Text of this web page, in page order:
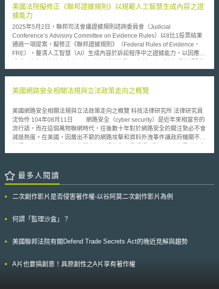
島及偏遠地區；3. 對於病況穩定之病患，在確保緊急對應處理及聯絡體制
下，以「別表」列舉適用之慢性疾病（例如：居家氧氣治療病患）為對象。
但是本來只是例式規定的「非初診」「離島及偏遠地區」、「特定慢性疾
病」，卻被解釋成限定列舉規定，導致遠距醫療適用範圍非常狹窄，變成原
則禁止之情形。 直至2015厚生勞動省再發出通知（平成27年8月10日
厚生勞動省事務連絡），明確非初診、離島及偏遠地區、「別表」所列舉之
慢性疾病等，僅是例式規定，對象地區及病患不限於此，以及就算是初診，
直接為親自診療有困難時，基於病患要求下充分考量病患有利條件下，依據
醫師之判斷，活用各種可能之工具，結合社交網路服務（SNS）、視訊影像
以及電子郵件等方式組合而為適當之遠距醫療。於「別表」列舉遠距醫療之
九種病患對象為，居家氧氣治療病患、居家罕見疾病病患、居家糖尿病患、
患、居家腦血管病患以及居家癌症病患等。 2015年通知使得遠距醫療
之適用對象範圍大為擴大，因此日本醫療院所積極整備資通訊設備環境。同
時，厚生勞動省在2017年底提出之2018年度福祉預算中，明確修正健康保
險診療報酬，提高遠距醫療之醫療服務給付項目與支付標準，使得利用遠距
適用規則，防止未來對於病患造成不利益之判斷。
實與相關因素（如：嚴重性、可歸責性、影響狀況、組織有無採取任何措施
減輕個資外洩造成的影響等），作為裁罰金額的判斷依據。此外，新加坡的
個人資料保護法也加入了個資外洩通知義務，但與歐盟一般資料保護規範
（General Data Protection Regulation, GDPR）仍有不同，例如：其多了
評估是否通知的機制。 組織基於商業改善之目的，且遵守法定條件下，得
未經同意使用個人資料，此處商業改善目的包含：(1)改善或加強提供之商
品或服務，或開發新的商品或服務；(2)改善或發展新的營運方式；(3)瞭解
經營權轉讓等關於公司資產處置情形，得例外無需經當事人同意而蒐集、處
資料之行為。針對民眾回覆之疑慮（認為草案內容不明確），MCI / PDPC
取的形式。
美國法院擬修正《聯邦證據規則》以規範人工智慧生成內容之證
據能力
2025年5月2日，聯邦司法會議證據規則諮詢委員會（Judicial
Conference’s Advisory Committee on Evidence Rules）以8比1投票結果
通過一項提案，擬修正《聯邦證據規則》（Federal Rules of Evidence，
FRE），釐清人工智慧（AI）生成內容於訴訟程序中之證據能力，以因應生
僅於第702條中針對人類專家證人所提供的證據設有相關規定，對於AI生成
《聯邦證據規則》修正草案（下稱「修正草案」）擬新增第707條「機器生
別證據」（Authenticating or Identifying Evidence）的適用範圍。 本次增
訂第707條，針對AI生成內容作為證據時，明確其可靠性評估標準，以避免
出現分析錯誤、不準確、偏見或缺乏可解釋性（Explainability）等問題，進
而強化法院審理時的證據審查基礎。本條規定，AI生成內容作為證據必須符
合以下條件： 1. 該AI生成內容對於事實之認定具有實質助益； 2. AI系統於
原第901條a項原規定：「為符合證據之驗證或識別要求，提出證據者必須
提供足以支持該證據確係其所聲稱之內容的佐證資料。」而修正草案擬於第
901條b項新增「AI生成內容」一類，意即明文要求提出AI生成內容作為證據
生成式AI的同時，於司法創新與證據可靠性之間取得平衡，將成為未來美國
度調整與政策設計的參考。
美國網路安全相關法規與立法政策走向之概覽
美國網路安全相關法規與立法政策走向之概覽 科技法律研究所 法律研究員
沈怡伶 104年08月11日 網路安全（cyber security）是近年來相當夯的
流行語，而在這個萬物聯網時代，往後數十年對於網路安全的關注勢必不會
減退熱度。在美國，因層出不窮的網路攻擊和資料外洩事件讓政府機關不勝
州政府主管機關的關切目光，除了透過政策和行政規管之外，國會也開始制
簡介美國現行法規範之要點及目前最新法案。 壹、美國聯邦政府相關網路
安全規範、標準及措施 一、金融業相關管制規範 對金融機構的管制依
Act, GLBA ）」，該法要求金融機構必須建置適當的程序保護客戶的個人財
見的威脅或騷擾，以及避免任何未經授權的近用行為導致損害或對客戶造成
Compliance Inspections and Examinations, OCIE），在2014年發布全國
安全芻議（OCIE Cybersecurity Initiative）」，用來評估證券交易商和投資
顧問對網路安全維護的準備以及曾遭遇過的資安威脅種類和經驗；而金融監
最多人閱讀
二次創作影片是否侵害著作權-以谷阿莫二次創作影片為例
何謂「監理沙盒」？
美國聯邦法院有關Defend Trade Secrets Act的晚近見解與趨勢
A片也要搞創意！具原創性之A片享有著作權